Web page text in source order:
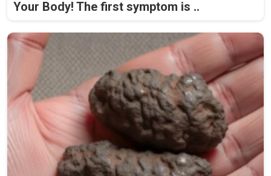
Your Body! The first symptom is ..